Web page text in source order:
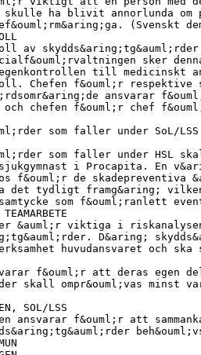
skulle ha blivit annorlunda
(Svenskt
av
sker
till medicinskt
Chefen f&ouml;r respektive
ansvarar
chefen f&ouml;r chef
som faller under SoL/
som faller under HSL
i Procapita. En
f&ouml;r de skadepreventiva
det tydligt framg&aring;
som f&ouml;ranlett
&auml;r viktiga i
D&aring;
huvudansvaret och ska
f&ouml;r att deras egen
skall ompr&ouml;vas minst
SOL/LSS
ansvarar f&ouml;r att